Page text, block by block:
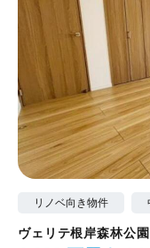
リノベ向き物件
ヴェリテ根岸森林公園